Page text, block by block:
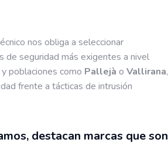
nos obliga a seleccionar
de seguridad más exigentes a nivel
y poblaciones como Pallejà o Vallirana,
frente a tácticas de intrusión
destacan marcas que son